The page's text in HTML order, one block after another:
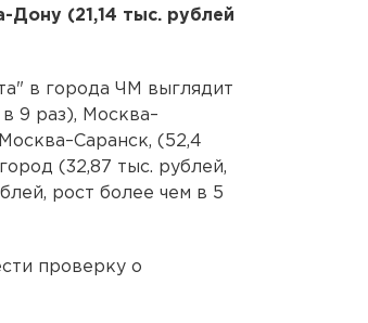
Дону (21,14 тыс. рублей
в города ЧМ выглядит
9 раз), Москва–
(52,4
(32,87 тыс. рублей,
рост более чем в 5
проверку о